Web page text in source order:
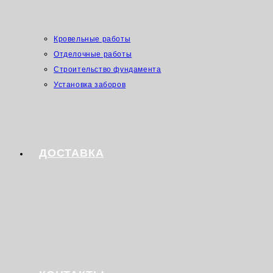
Кровельные работы
Отделочные работы
Строительство фундамента
Установка заборов
ДОСТАВКА